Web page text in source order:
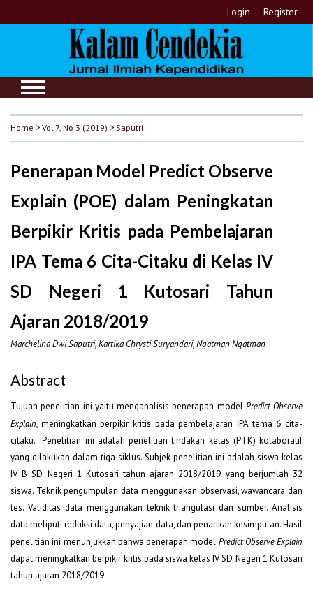
Login Register
Home >Vol 7, No 3 (2019) >Saputri
Penerapan Model Predict Observe
Explain (POE) dalam Peningkatan
Berpikir Kritis pada Pembelajaran
IPA Tema 6 Cita-Citaku di Kelas IV
SD Negeri 1 Kutosari Tahun
Ajaran 2018/2019
Marchelina Dwi Saputri, Kartika Chrysti Suryandari, Ngatman Ngatman
Abstract
Tujuan penelitian ini yaitu menganalisis penerapan model Predict Observe
Explain, meningkatkan berpikir kritis pada pembelajaran IPA tema 6 cita-
citaku. Penelitian ini adalah penelitian tindakan kelas (PTK) kolaboratif
yang dilakukan dalam tiga siklus. Subjek penelitian ini adalah siswa kelas
IV B SD Negeri 1 Kutosari tahun ajaran 2018/2019 yang berjumlah 32
siswa. Teknik pengumpulan data menggunakan observasi, wawancara dan
tes. Validitas data menggunakan teknik triangulasi dan sumber. Analisis
data meliputi reduksi data, penyajian data, dan penarikan kesimpulan. Hasil
penelitian ini menunjukkan bahwa penerapan model Predict Observe Explain
dapat meningkatkan berpikir kritis pada siswa kelas IV SD Negeri 1 Kutosari
tahun ajaran 2018/2019.